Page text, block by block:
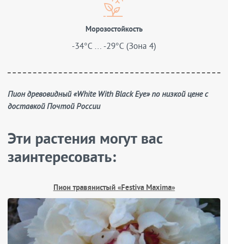
Морозостойкость
-34°C ... -29°C (Зона 4)
Пион древовидный «White With Black Eye» по низкой цене с
доставкой Почтой России
Эти растения могут вас
заинтересовать:
Пион травянистый «Festiva Maxima»